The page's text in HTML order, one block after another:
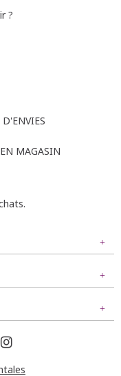
?
MAGASIN
courtes. Coupe
coudes évasées
basses.
Base droite.
et porte un t-shirt